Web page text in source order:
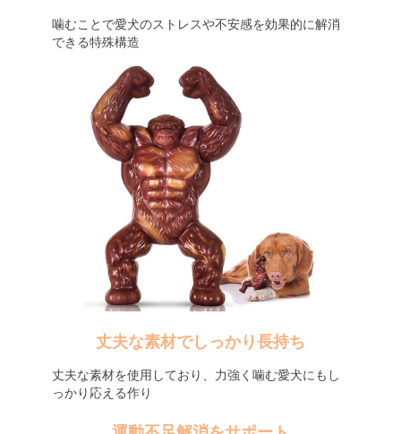
噛むことで愛犬のストレスや不安感を効果的に解消
できる特殊構造
丈夫な素材でしっかり長持ち
丈夫な素材を使用しており、力強く噛む愛犬にもし
っかり応える作り